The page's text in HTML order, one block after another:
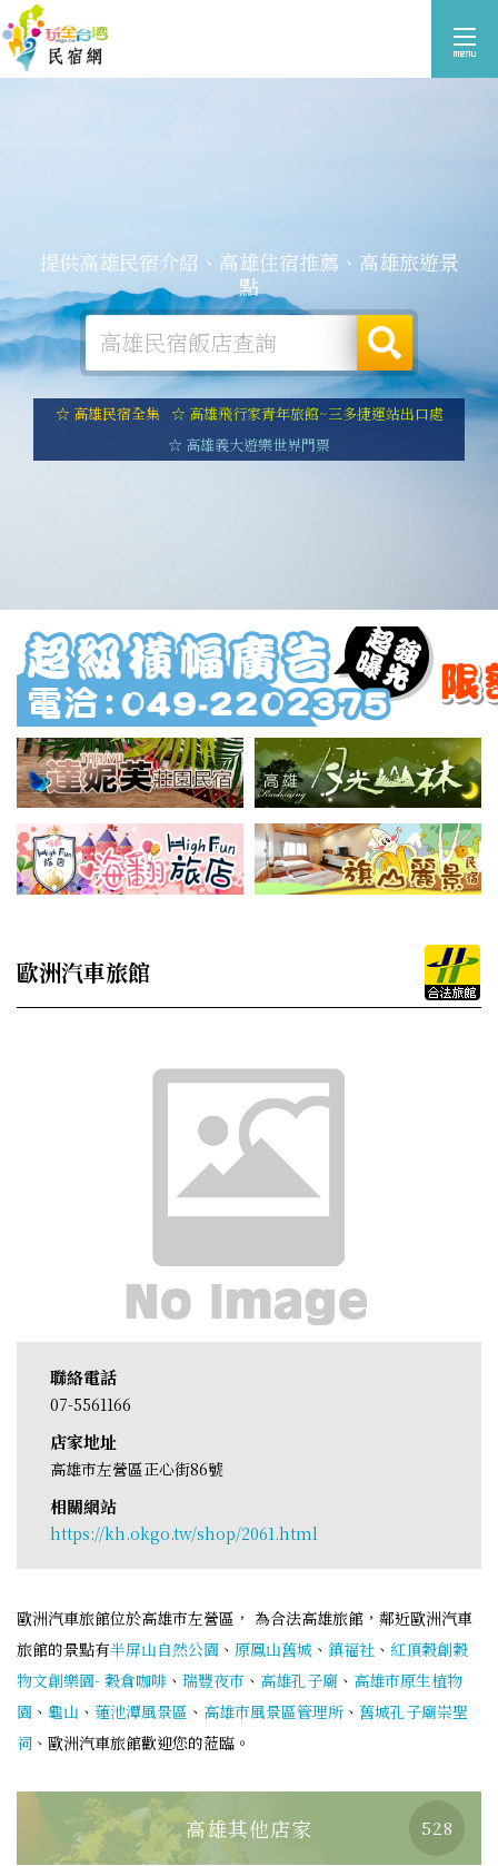
提供高雄民宿介紹、高雄住宿推薦、高雄旅遊景
點
☆ 高雄民宿全集
☆ 高雄飛行家青年旅館~三多捷運站出口處
☆ 高雄義大遊樂世界門票
歐洲汽車旅館
聯絡電話
07-5561166
店家地址
高雄市左營區正心街86號
相關網站
https://kh.okgo.tw/shop/2061.html
歐洲汽車旅館位於高雄市左營區， 為合法高雄旅館，鄰近歐洲汽車
旅館的景點有半屏山自然公園 、 原鳳山舊城 、 鎮福社 、 紅頂穀創穀
物文創樂園- 穀倉咖啡 、 瑞豐夜市 、 高雄孔子廟 、 高雄市原生植物
園 、 龜山 、 蓮池潭風景區 、 高雄市風景區管理所 、 舊城孔子廟崇聖
祠 、歐洲汽車旅館歡迎您的蒞臨。
高雄其他店家 528